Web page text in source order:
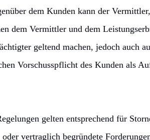
dem Kunden kann der
dem Vermittler und dem
geltend machen, jedoch auch
Vorschusspflicht des Kunden als
gelten entsprechend für
vertraglich begründete